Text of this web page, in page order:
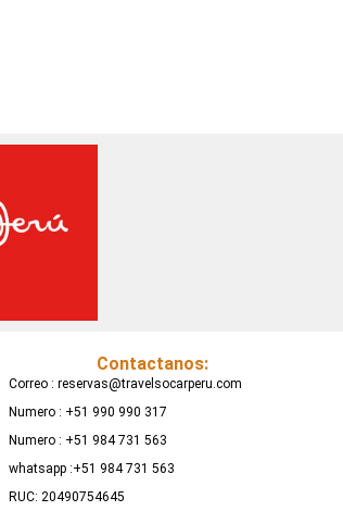
Contactanos:
Correo : reservas@travelsocarperu.com
Numero : +51 990 990 317
Numero : +51 984 731 563
whatsapp :+51 984 731 563
RUC: 20490754645